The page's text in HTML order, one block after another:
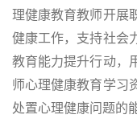
理健康教育教师开展
健康工作，支持社会
教育能力提升行动，
师心理健康教育学习
处置心理健康问题的